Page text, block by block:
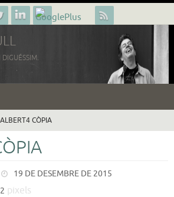
ALBERT4 CÒPIA
19 DE DESEMBRE DE 2015
pixels